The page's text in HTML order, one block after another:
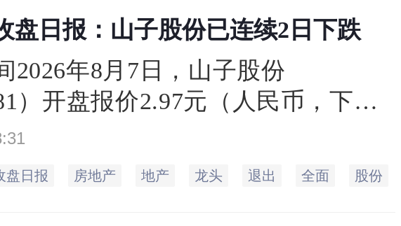
盘日报：山子股份已连续2日下跌
2026年8月7日，山子股份
）开盘报价2.97元（人民币，下
盘于2.98元，相比上一个交易日的
元，下跌1%。当日最高价3元，
盘日报 房地产 地产 龙头 退出 全面 股份